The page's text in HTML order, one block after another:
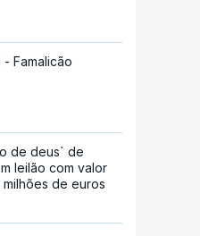
- Famalicão
de deus` de
leilão com valor
de euros